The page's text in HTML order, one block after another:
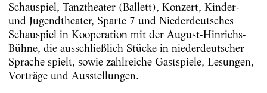
Schauspiel, Tanztheater (Ballett), Konzert, Kinder-
und Jugendtheater, Sparte 7 und Niederdeutsches
Schauspiel in Kooperation mit der August-Hinrichs-
Bühne, die ausschließlich Stücke in niederdeutscher
Sprache spielt, sowie zahlreiche Gastspiele, Lesungen,
Vorträge und Ausstellungen.